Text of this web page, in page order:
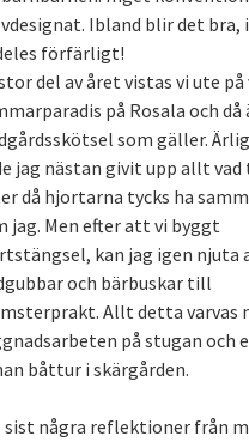
Ibland blir det bra,
förfärligt!
del av året vistas vi ute
på Rosala och då
som gäller.
jag nästan givit upp allt vad
då hjortarna tycks ha
jag. Men efter att vi byggt
kan jag igen njuta
och bärbuskar till
Allt detta varvas
på stugan och
båttur i skärgården.
några reflektioner från